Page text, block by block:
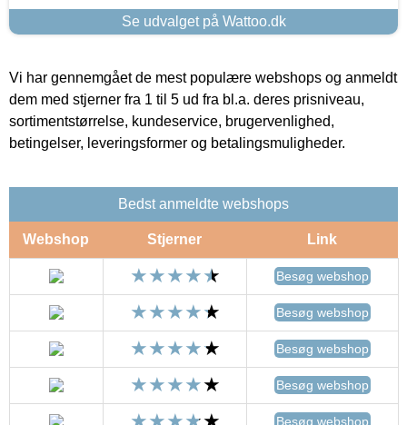
Se udvalget på Wattoo.dk
Vi har gennemgået de mest populære webshops og anmeldt
dem med stjerner fra 1 til 5 ud fra bl.a. deres prisniveau,
sortimentstørrelse, kundeservice, brugervenlighed,
betingelser, leveringsformer og betalingsmuligheder.
Bedst anmeldte webshops
Webshop Stjerner Link
Besøg webshop
Besøg webshop
Besøg webshop
Besøg webshop
Besøg webshop